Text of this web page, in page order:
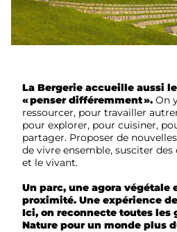
La Bergerie accueille aussi
« penser différemment ». On
ressourcer, pour travailler
pour explorer, pour cuisiner,
partager. Proposer de
de vivre ensemble, susciter
et le vivant.
Un parc, une agora végétale
proximité. Une expérience
Ici, on reconnecte toutes les
Nature pour un monde plus